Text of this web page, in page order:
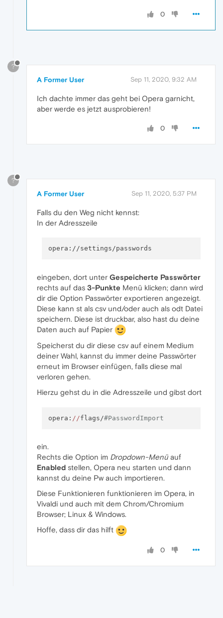
0
?
A Former User Sep 11, 2020, 9:32 AM
Ich dachte immer das geht bei Opera garnicht,
aber werde es jetzt ausprobieren!
0
?
A Former User Sep 11, 2020, 5:37 PM
Falls du den Weg nicht kennst:
In der Adresszeile
eingeben, dort unter Gespeicherte Passwörter
rechts auf das 3-Punkte Menü klicken; dann wird
dir die Option Passwörter exportieren angezeigt.
Diese kann st als csv und/oder auch als odt Datei
speichern. Diese ist druckbar, also hast du deine
Daten auch auf Papier
Speicherst du dir diese csv auf einem Medium
deiner Wahl, kannst du immer deine Passwörter
erneut im Browser einfügen, falls diese mal
verloren gehen.
Hierzu gehst du in die Adresszeile und gibst dort
opera: //flags/#PasswordImport
ein.
Rechts die Option im Dropdown-Menü auf
Enabled stellen, Opera neu starten und dann
kannst du deine Pw auch importieren.
Diese Funktionieren funktionieren im Opera, in
Vivaldi und auch mit dem Chrom/Chromium
Browser; Linux & Windows.
Hoffe, dass dir das hilft
0